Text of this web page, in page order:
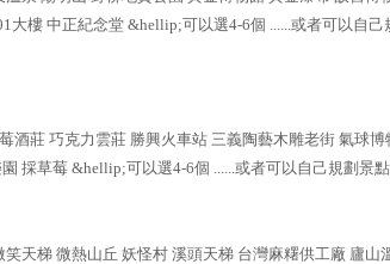
大樓 中正紀念堂 &hellip;可以選4-6個 ......或者可以自己
酒莊 巧克力雲莊 勝興火車站 三義陶藝木雕老街 氣球
採草莓 &hellip;可以選4-6個 ......或者可以自己規劃景點
笑天梯 微熱山丘 妖怪村 溪頭天梯 台灣麻糬供工廠 廬山